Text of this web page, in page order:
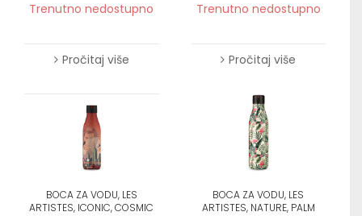
Trenutno nedostupno
Pročitaj više
Trenutno nedostupno
Pročitaj više
BOCA ZA VODU, LES
ARTISTES, ICONIC, COSMIC
BOCA ZA VODU, LES
ARTISTES, NATURE, PALM